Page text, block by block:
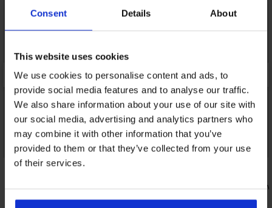
Consent Details About
This website uses cookies
We use cookies to personalise content and ads, to
provide social media features and to analyse our traffic.
We also share information about your use of our site with
our social media, advertising and analytics partners who
may combine it with other information that you’ve
provided to them or that they’ve collected from your use
of their services.
5
Minimizer Elvira niet-voorgevormd
35,99 €
Bh Violeta
40,99 €